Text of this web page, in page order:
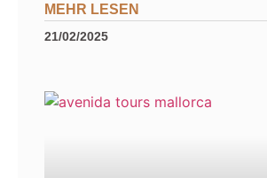
MEHR LESEN
21/02/2025